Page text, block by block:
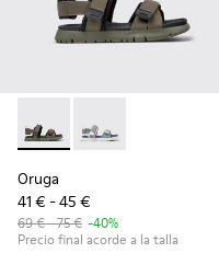
Oruga - K800637-001 -
Oruga -
Oruga
41 € - 45 €
69 € - 75 € -40%
Precio final acorde a la talla